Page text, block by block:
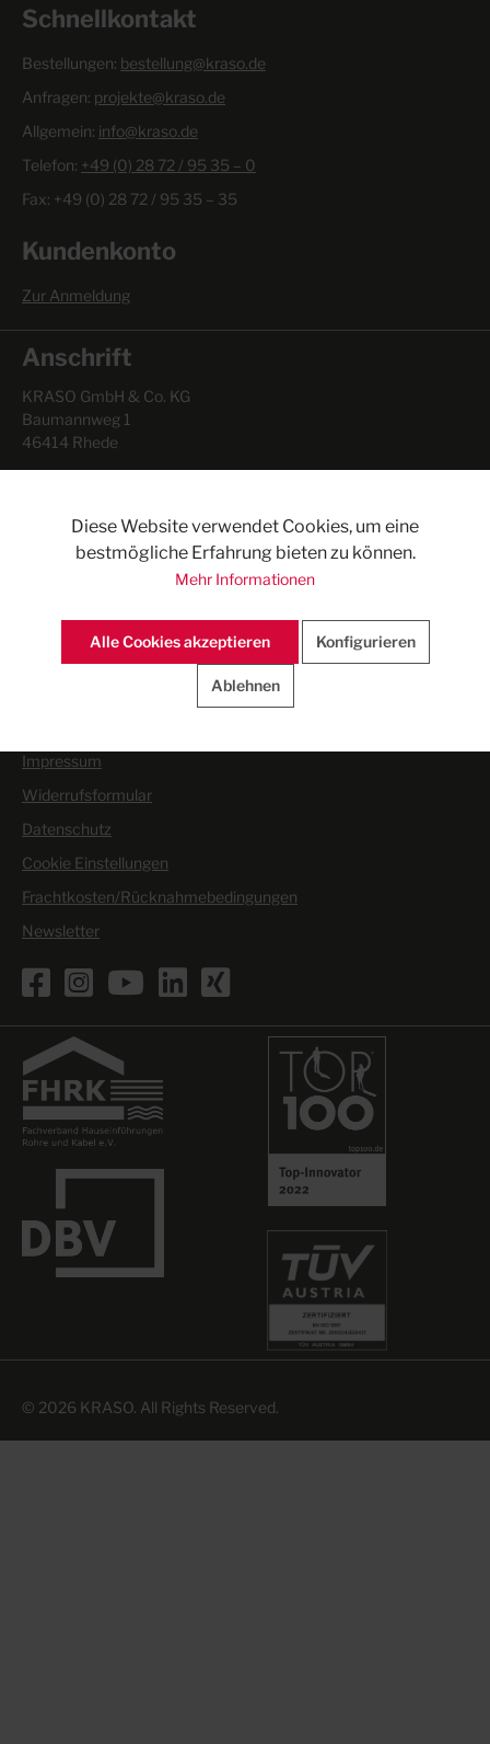
Schnellkontakt
Bestellungen: bestellung@kraso.de
Anfragen: projekte@kraso.de
Allgemein: info@kraso.de
Telefon: +49 (0) 28 72 / 95 35 – 0
Fax: +49 (0) 28 72 / 95 35 – 35
Kundenkonto
Zur Anmeldung
Anschrift
KRASO GmbH & Co. KG
Baumannweg 1
46414 Rhede
Fr. 7.00 - 15.30 Uhr
Warenannahme- und Abholzeiten:
Fr. 6.00 - 15.30 Uhr
Impressum
Widerrufsformular
Datenschutz
Cookie Einstellungen
Frachtkosten/Rücknahmebedingungen
Newsletter
© 2026 KRASO. All Rights Reserved.
Diese Website verwendet Cookies, um eine
bestmögliche Erfahrung bieten zu können.
Mehr Informationen
Alle Cookies akzeptieren Konfigurieren
Ablehnen